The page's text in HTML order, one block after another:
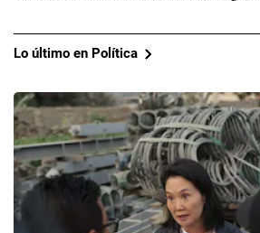
Lo último en Política